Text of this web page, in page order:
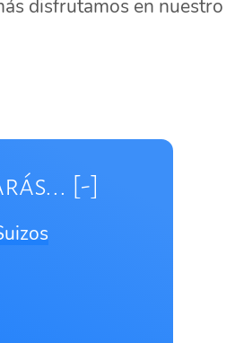
disfrutamos en nuestro